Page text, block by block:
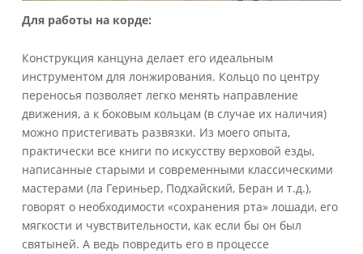
Для работы на корде:
Конструкция канцуна делает его идеальным
инструментом для лонжирования. Кольцо по центру
переносья позволяет легко менять направление
движения, а к боковым кольцам (в случае их наличия)
можно пристегивать развязки. Из моего опыта,
практически все книги по искусству верховой езды,
написанные старыми и современными классическими
мастерами (ла Гериньер, Подхайский, Беран и т.д.),
говорят о необходимости «сохранения рта» лошади, его
мягкости и чувствительности, как если бы он был
святыней. А ведь повредить его в процессе